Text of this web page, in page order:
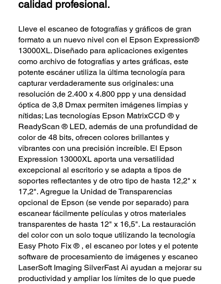
calidad profesional.
Lleve el escaneo de fotografías y gráficos de gran
formato a un nuevo nivel con el Epson Expression®
13000XL. Diseñado para aplicaciones exigentes
como archivo de fotografías y artes gráficas, este
potente escáner utiliza la última tecnología para
capturar verdaderamente sus originales: una
resolución de 2.400 x 4.800 ppp y una densidad
óptica de 3,8 Dmax permiten imágenes limpias y
nítidas; Las tecnologías Epson MatrixCCD ® y
ReadyScan ® LED, además de una profundidad de
color de 48 bits, ofrecen colores brillantes y
vibrantes con una precisión increíble. El Epson
Expression 13000XL aporta una versatilidad
excepcional al escritorio y se adapta a tipos de
soportes reflectantes y de otro tipo de hasta 12,2" x
17,2". Agregue la Unidad de Transparencias
opcional de Epson (se vende por separado) para
escanear fácilmente películas y otros materiales
transparentes de hasta 12" x 16,5". La restauración
del color con un solo toque utilizando la tecnología
Easy Photo Fix ® , el escaneo por lotes y el potente
software de procesamiento de imágenes y escaneo
LaserSoft Imaging SilverFast Ai ayudan a mejorar su
productividad y ampliar los límites de lo que puede